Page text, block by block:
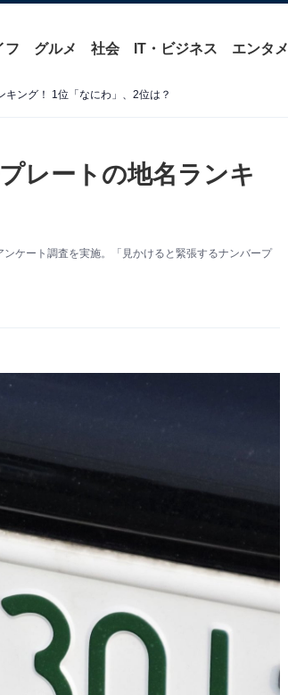
フ グルメ 社会 IT・ビジネス エンタメ
キング！ 1位「なにわ」、2位は？
レートの地名ランキ
ケート調査を実施。「見かけると緊張するナンバープ